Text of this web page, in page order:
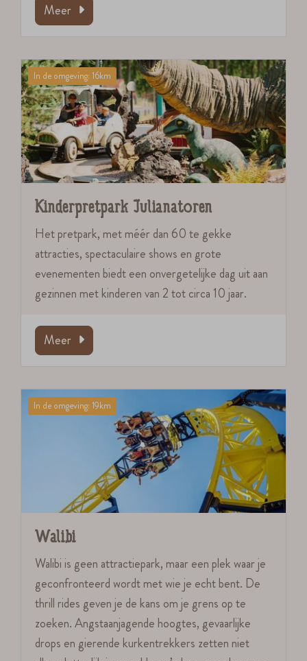
Meer
In de omgeving: 16km
Kinderpretpark Julianatoren
Het pretpark, met méér dan 60 te gekke
attracties, spectaculaire shows en grote
evenementen biedt een onvergetelijke dag uit aan
gezinnen met kinderen van 2 tot circa 10 jaar.
Meer
In de omgeving: 19km
Walibi
Walibi is geen attractiepark, maar een plek waar je
geconfronteerd wordt met wie je echt bent. De
thrill rides geven je de kans om je grens op te
zoeken. Angstaanjagende hoogtes, gevaarlijke
drops en gierende kurkentrekkers zetten niet